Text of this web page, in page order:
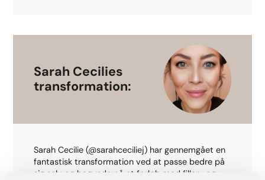
Sarah Cecilies
transformation:
Sarah Cecilie (@sarahceciliej) har gennemgået en
fantastisk transformation ved at passe bedre på
sig selv og begynde på et forløb med filler- og